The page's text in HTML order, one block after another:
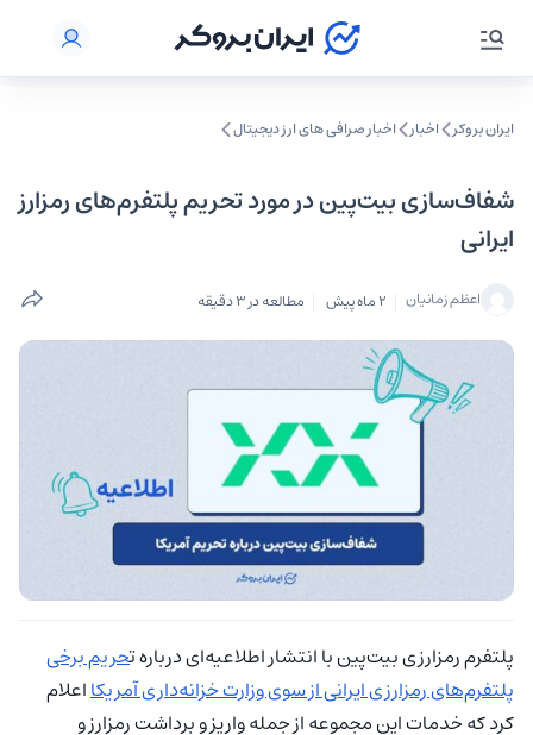
ایران بروکر اخبار اخبار صرافی‌ های ارز دیجیتال
شفاف‌سازی بیت‌پین در مورد تحریم پلتفرم‌های رمزارز
ایرانی
اعظم زمانیان 2 ماه پیش مطالعه در 3 دقیقه
پلتفرم رمزارزی بیت‌پین با انتشار اطلاعیه‌ای درباره تحریم برخی
پلتفرم‌های رمزارزی ایرانی از سوی وزارت خزانه‌داری آمریکااعلام
کرد که خدمات این مجموعه از جمله واریز و برداشت رمزارز و